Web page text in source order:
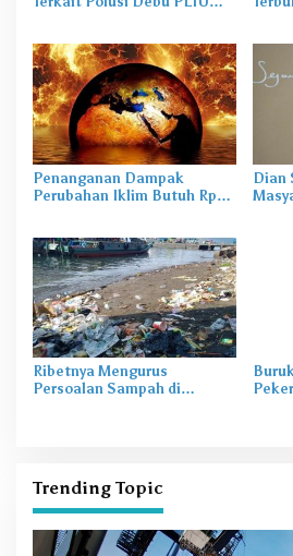
Penanganan Dampak
Perubahan Iklim Butuh Rp
Dian
Ribetnya Mengurus
Persoalan Sampah di
Trending Topic